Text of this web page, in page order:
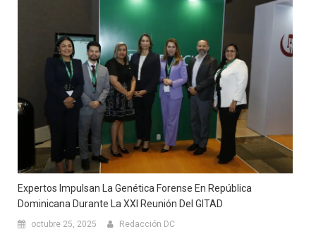
Expertos Impulsan La Genética Forense En República
Dominicana Durante La XXI Reunión Del GITAD
octubre 25, 2025 Redacción DC